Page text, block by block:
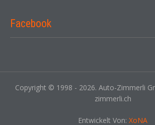
Facebook
Copyright © 1998 - 2026. Auto-Zimmerli
zimmerli.ch
Entwickelt Von: XoNA